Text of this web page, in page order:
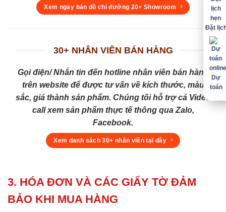
Xem ngay bản đồ chỉ đường 20+ Showroom
30+ NHÂN VIÊN BÁN HÀNG
Gọi điện/ Nhắn tin đến hotline nhân viên bán hàng
trên website để được tư vấn về kích thước, màu
sắc, giá thành sản phẩm. Chúng tôi hỗ trợ cả Video
call xem sản phẩm thực tế thông qua Zalo,
Facebook.
Xem danh sách 30+ nhân viên tại đây
3. HÓA ĐƠN VÀ CÁC GIẤY TỜ ĐẢM
BẢO KHI MUA HÀNG
Đặt
Dự
toán